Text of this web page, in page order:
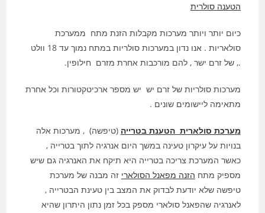
הטענה סולרית
כיום יותר ויותר מערכות מקבלות הזנת מתח ממערכת
סולאריות . אנו נדון במערכות סולריות במתח נמוך עד 18 וולט
., של זרם ישר , להם מורכבות אחרת מזרם חילופין.
מערכות סולריות של זרם יש יש מספר ארכיטקטורות וכל אחרת
מתאימה ליישומים שונים .
מערכת סולארית הטענת בטרייה (טיפשה) , מערכות אלה
בנויות על עיקרון טעינה במשך היום אנרגיה לתוך בטרייה ,
כאשר המערכת צריכה בטרייה היא תיקח את האנרגיה גם שיש
מספיק מתח הזנה מפאנל הסולארי זה מבנה של מערכת
טיפשה שלא יודעת לבדוק את המצב בין טעינת הבטרייה ,
לאנרגיה שהפאנל סולארי מספק בכל זמן נתון היתרון שהיא